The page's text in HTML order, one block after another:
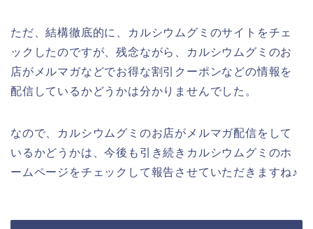
ただ、結構徹底的に、カルシウムグミのサイトをチェ
ックしたのですが、残念ながら、カルシウムグミのお
店がメルマガなどでお得な割引クーポンなどの情報を
配信しているかどうかは分かりませんでした。
なので、カルシウムグミのお店がメルマガ配信をして
いるかどうかは、今後も引き続きカルシウムグミのホ
ームページをチェックして報告させていただきますね♪